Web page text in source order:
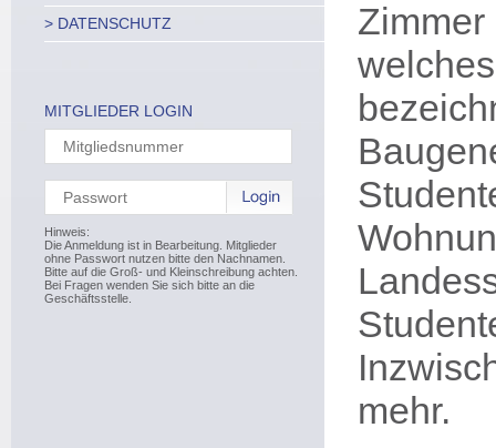
> DATENSCHUTZ
MITGLIEDER LOGIN
Hinweis:
Die Anmeldung ist in Bearbeitung. Mitglieder
ohne Passwort nutzen bitte den Nachnamen.
Bitte auf die Groß- und Kleinschreibung achten.
Bei Fragen wenden Sie sich bitte an die
Geschäftsstelle.
mehr.